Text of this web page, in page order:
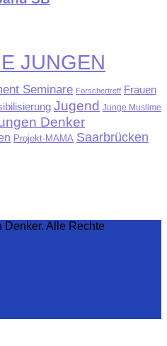
JUNGEN
Seminare Forschertreff Frauen
Jugend Junge Muslime
Denker
Projekt-MAMA Saarbrücken
Alle Rechte